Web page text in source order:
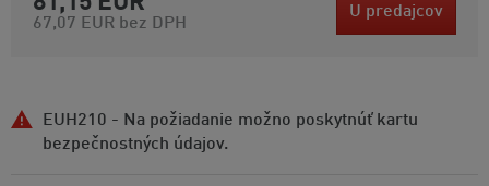
67,07 EUR bez DPH
U predajcov
EUH210 - Na požiadanie možno poskytnúť kartu
bezpečnostných údajov.